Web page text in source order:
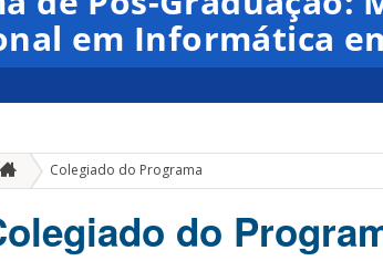
em Informática
Colegiado do Programa
do